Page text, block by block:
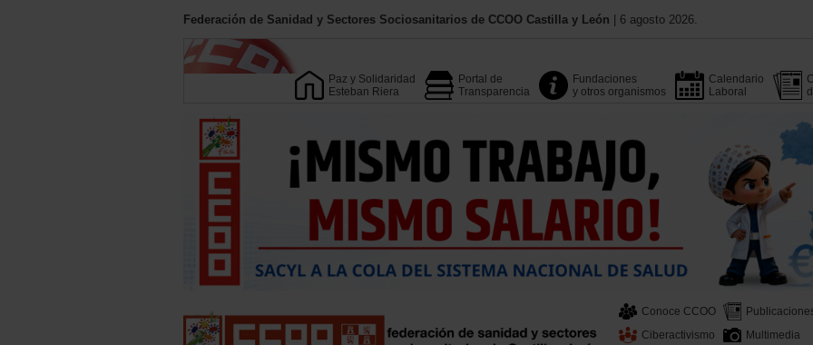
Federación de Sanidad y Sectores Sociosanitarios de CCOO Castilla y León | 6 agosto 2026.
Paz y Solidaridad
Esteban Riera
Portal de
Transparencia
Fundaciones
y otros organismos
Calendario
Laboral
Conoce CCOO
Ciberactivismo
Multimedia